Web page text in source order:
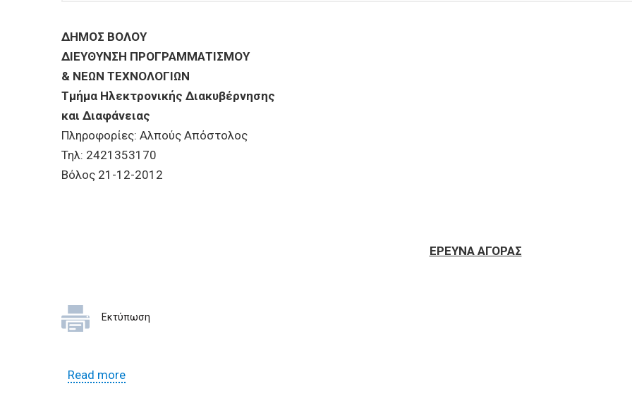
ΔHMOΣ BOΛOY
ΔIEYΘYNΣH ΠΡΟΓΡΑΜΜΑΤΙΣΜΟΥ
& ΝΕΩΝ ΤΕΧΝΟΛΟΓΙΩΝ
Τμήμα Ηλεκτρονικής Διακυβέρνησης
και Διαφάνειας
Πληροφορίες: Αλπούς Απόστολος
Τηλ: 2421353170
Bόλος 21-12-2012
ΕΡΕΥΝΑ ΑΓΟΡΑΣ
Εκτύπωση
Read moreabout Έρευνα αγοράς για την προμήθεια 50 Αδειών χρήσης Microsoft Windows GGWA